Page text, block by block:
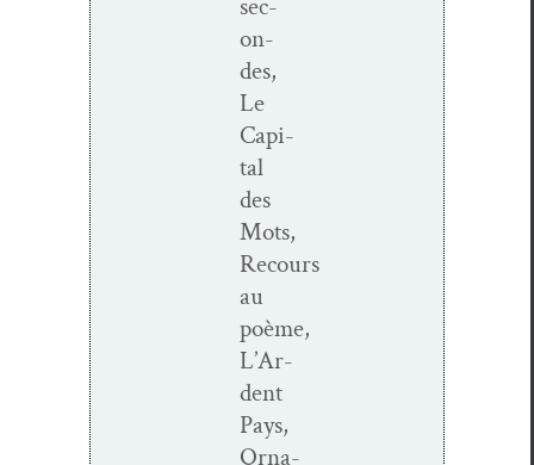
sec­
on­
des,
Le
Cap­i­
tal
des
Mots,
Recours
au
poème,
L’Ar­
dent
Pays,
Orna­